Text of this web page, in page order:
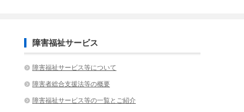
障害福祉サービス
障害福祉サービス等について
障害者総合支援法等の概要
障害福祉サービス等の一覧とご紹介